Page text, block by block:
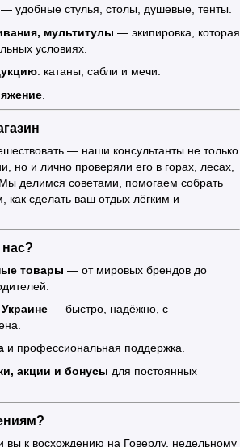
— удобные стулья, столы, душевые, тенты.
мультитулы — экипировка, которая
условиях.
: катаны, сабли и мечи.
— наши консультанты не только
но и лично проверяли его в горах, лесах,
делимся советами, помогаем собрать
как сделать ваш отдых лёгким и
товары — от мировых брендов до
— быстро, надёжно, с
и профессиональная поддержка.
акции и бонусы для постоянных
вы к восхождению на Говерлу, недельному